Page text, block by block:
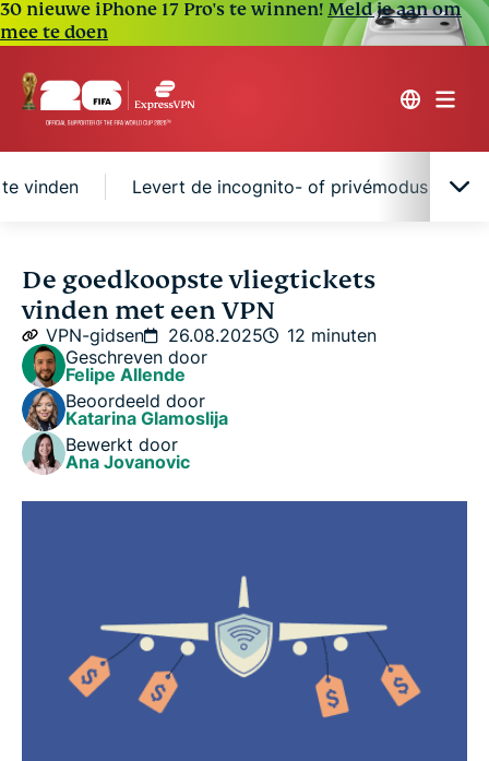
30 nieuwe iPhone 17 Pro's te winnen!Meld je aan om
mee te doen
vinden Levert de incognito- of privémodus
Waarom ticketprijzen zo vaak veranderen
Hoe luchtvaartmaatschappijen weten waar je je
bevindt
Hoe je een VPN kunt gebruiken om goedkopere
vliegtickets te vinden
Levert de incognito- of privémodus goedkopere
Andere manieren om goedkoper te vliegen
Veelgestelde vragen over het gebruik van een VPN
om goedkope vliegtickets te vinden
De goedkoopste vliegtickets
vinden met een VPN
VPN-gidsen 26.08.2025
12 minuten
Geschreven door
Felipe Allende
Beoordeeld door
Katarina Glamoslija
Bewerkt door
Ana Jovanovic